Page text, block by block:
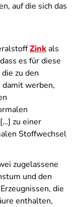
auf die sich das
Zinkals
es für diese
zu den
damit werben,
zu einer
Stoffwechsel
zugelassene
und den
die
enthalten,